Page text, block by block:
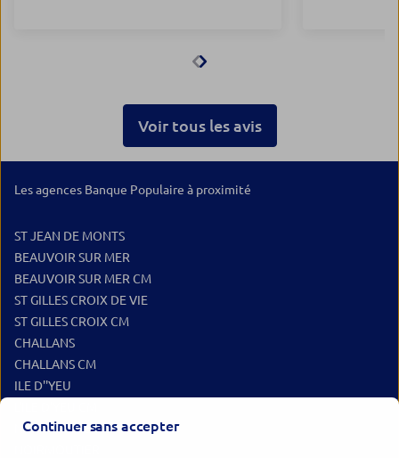
Voir tous les avis
Les agences Banque Populaire à proximité
ST JEAN DE MONTS
BEAUVOIR SUR MER
BEAUVOIR SUR MER CM
ST GILLES CROIX DE VIE
ST GILLES CROIX CM
CHALLANS
CHALLANS CM
ILE D''YEU
NOIRMOUTIER CM
Continuer sans accepter